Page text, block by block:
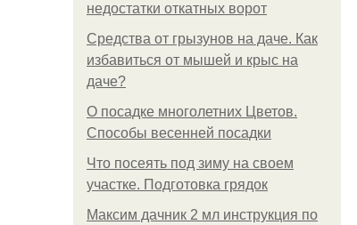
недостатки откатных ворот
Средства от грызунов на даче. Как
избавиться от мышей и крыс на
даче?
О посадке многолетних Цветов.
Способы весенней посадки
Что посеять под зиму на своем
участке. Подготовка грядок
Максим дачник 2 мл инструкция по